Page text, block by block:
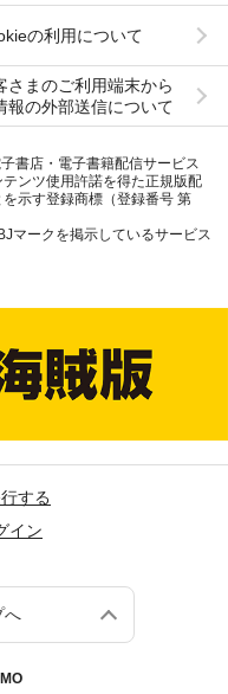
の利用について
さまのご利用端末から
報の外部送信について
書店・電子書籍配信サービス
ンツ使用許諾を得た正規版配
示す登録商標（登録番号 第
マークを掲示しているサービス
する
イン
へ